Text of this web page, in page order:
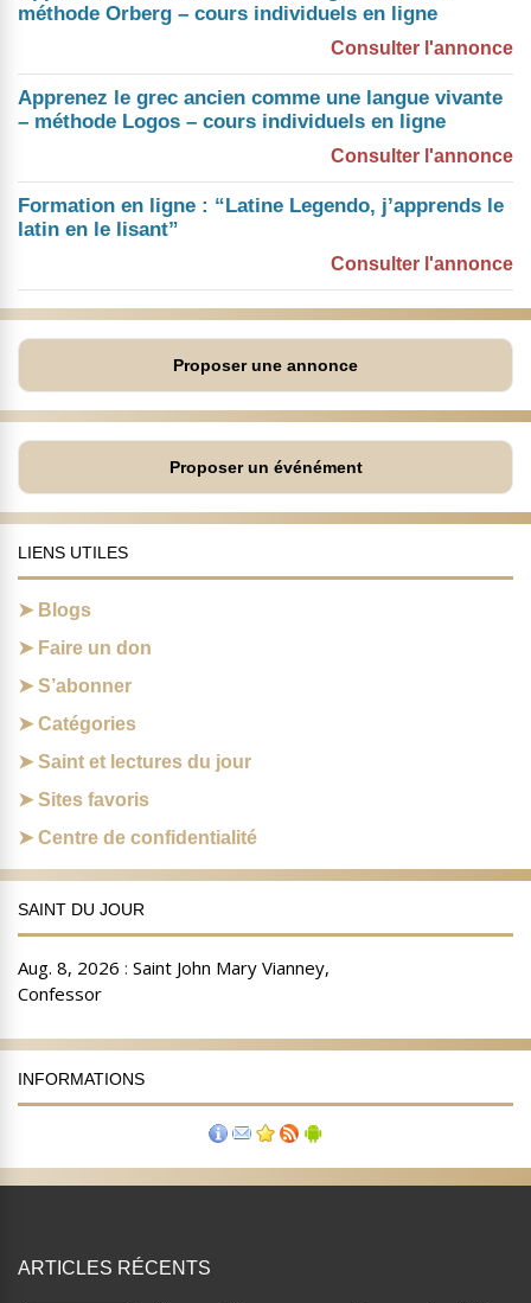
méthode Orberg – cours individuels en ligne
Consulter l'annonce
Apprenez le grec ancien comme une langue vivante
– méthode Logos – cours individuels en ligne
Consulter l'annonce
Formation en ligne : “Latine Legendo, j’apprends le
latin en le lisant”
Consulter l'annonce
Proposer une annonce
Proposer un événément
LIENS UTILES
Blogs
Faire un don
S’abonner
Catégories
Saint et lectures du jour
Sites favoris
Centre de confidentialité
SAINT DU JOUR
INFORMATIONS
ARTICLES RÉCENTS